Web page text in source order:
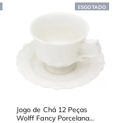
ESGOTADO
Jogo de Chá 12 Peças
Wolff Fancy Porcelana